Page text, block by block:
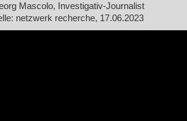
Mascolo, Investigativ-Journalist
netzwerk recherche, 17.06.2023